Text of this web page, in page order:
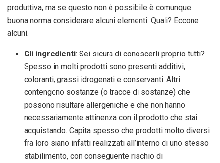
produttiva, ma se questo non è possibile è comunque
buona norma considerare alcuni elementi. Quali? Eccone
alcuni.
Gli ingredienti: Sei sicura di conoscerli proprio tutti?
Spesso in molti prodotti sono presenti additivi,
coloranti, grassi idrogenati e conservanti. Altri
contengono sostanze (o tracce di sostanze) che
possono risultare allergeniche e che non hanno
necessariamente attinenza con il prodotto che stai
acquistando. Capita spesso che prodotti molto diversi
fra loro siano infatti realizzati all’interno di uno stesso
stabilimento, con conseguente rischio di